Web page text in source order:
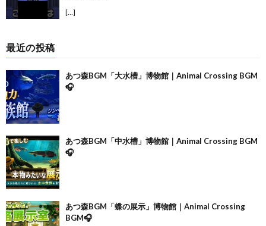
[…]
最近の投稿
あつ森BGM「大水槽」博物館｜Animal Crossing BGM
🎧
あつ森BGM「中水槽」博物館｜Animal Crossing BGM
🎧
あつ森BGM「蝶の展示」博物館｜Animal Crossing
BGM🎧